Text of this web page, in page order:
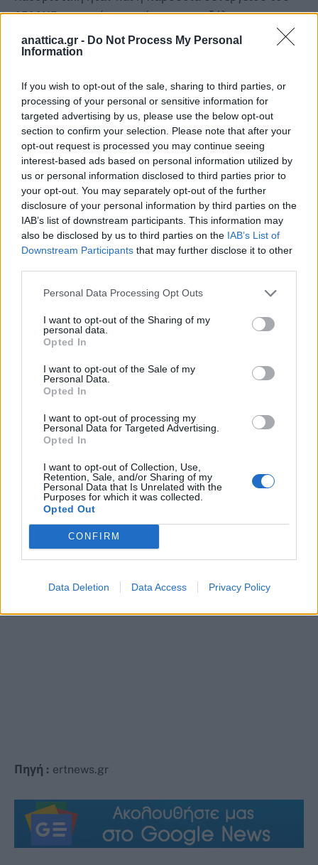
anattica.gr - Do Not Process My Personal
Information
If you wish to opt-out of the sale, sharing to third parties, or
processing of your personal or sensitive information for
targeted advertising by us, please use the below opt-out
section to confirm your selection. Please note that after your
opt-out request is processed you may continue seeing
interest-based ads based on personal information utilized by
us or personal information disclosed to third parties prior to
your opt-out. You may separately opt-out of the further
disclosure of your personal information by third parties on the
IAB’s list of downstream participants. This information may
also be disclosed by us to third parties on the IAB’s List of
Downstream Participants that may further disclose it to other
Personal Data Processing Opt Outs
I want to opt-out of the Sharing of my
personal data.
Opted In
I want to opt-out of the Sale of my
Personal Data.
Opted In
I want to opt-out of processing my
Personal Data for Targeted Advertising.
Opted In
I want to opt-out of Collection, Use,
Retention, Sale, and/or Sharing of my
Personal Data that Is Unrelated with the
Purposes for which it was collected.
Opted Out
CONFIRM
Data Deletion Data Access Privacy Policy
ΔΕΔΔΗΕ, το οποίο προχώρησε στο «ξήλωμα»
περίπου 800 μέτρων παράνομων καλωδίων
ηλεκτροδότησης που χρησιμοποιούνταν για
δίκτυο όσο και ανθρώπινες ζωές.
Κατά τη διάρκεια της επιχείρησης, συνελήφθησαν
συνολικά 13 άτομα για κλοπή ηλεκτρικής ενέργειας
και παραβάσεις του Κώδικα Οδικής Κυκλοφορίας.
Παράλληλα, βεβαιώθηκαν 36 τροχονομικές
παραβάσεις, αφαιρέθηκαν 14 άδειες οδήγησης και 5
πινακίδες κυκλοφορίας, καθώς διαπιστώθηκε ότι
οδηγοί κινούνταν χωρίς δίπλωμα.
ωραιοποιημένη: παράνομες συνδέσεις, επικίνδυνες
εγκαταστάσεις και πλήρης περιφρόνηση βασικών
κανόνων ασφάλειας. Η συγκεκριμένη επιχείρηση
περνά πια χωρίς συνέπειες — και ότι το ρεύμα δεν
είναι ούτε τζάμπα ούτε παιχνίδι.
Πηγή : ertnews.gr